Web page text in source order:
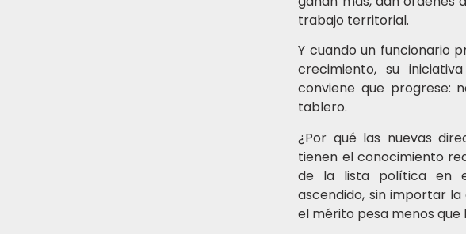
trabajo territorial.
Y cuando un funcionario
crecimiento, su
conviene que progrese:
tablero.
¿Por qué las nuevas
tienen el conocimiento
de la lista política en
ascendido, sin importar
el mérito pesa menos que